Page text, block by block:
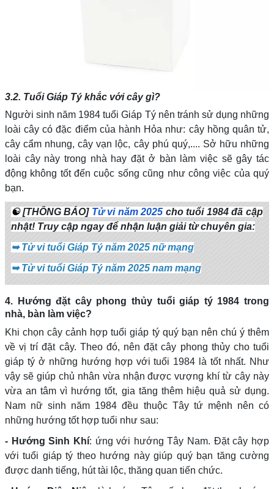
3.2. Tuổi Giáp Tý khắc với cây gì?
Người sinh năm 1984 tuổi Giáp Tý nên tránh sử dụng những
loài cây có đặc điểm của hành Hỏa như: cây hồng quân tử,
cây cẩm nhung, cây vạn lộc, cây phú quý,.... Sở hữu những
loài cây này trong nhà hay đặt ở bàn làm việc sẽ gây tác
động không tốt đến cuộc sống cũng như công việc của quý
bạn.
☯[THÔNG BÁO] Tử vi năm 2025 cho tuổi 1984 đã cập
nhật! Truy cập ngay để nhận luận giải từ chuyên gia:
➥Tử vi tuổi Giáp Tý năm 2025 nữ mạng
➥Tử vi tuổi Giáp Tý năm 2025 nam mạng
4. Hướng đặt cây phong thủy tuổi giáp tý 1984 trong
nhà, bàn làm việc?
Khi chọn cây cảnh hợp tuổi giáp tý quý bạn nên chú ý thêm
về vị trí đặt cây. Theo đó, nên đặt cây phong thủy cho tuổi
giáp tý ở những hướng hợp với tuổi 1984 là tốt nhất. Như
vậy sẽ giúp chủ nhân vừa nhận được vượng khí từ cây này
vừa an tâm vì hướng tốt, gia tăng thêm hiệu quả sử dụng.
Nam nữ sinh năm 1984 đều thuộc Tây tứ mệnh nên có
những hướng tốt hợp tuổi như sau:
- Hướng Sinh Khí: ứng với hướng Tây Nam. Đặt cây hợp
với tuổi giáp tý theo hướng này giúp quý bạn tăng cường
được danh tiếng, hút tài lộc, thăng quan tiến chức.